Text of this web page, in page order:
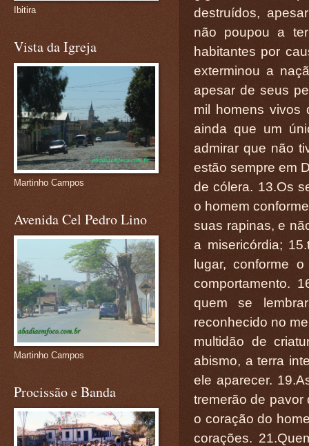
destruídos,
não poupou a
habitantes por
exterminou a
apesar de seus
mil homens vivos
ainda que um
admirar que não
estão sempre em
de cólera. 13.Os
o homem
suas rapinas, e
a misericórdia;
lugar, conforme
comportamento.
quem se
reconhecido no
multidão de
abismo, a terra
ele aparecer.
tremerão de pavor
o coração do
corações.
Ibitira
Vista da Igreja
Martinho Campos
Avenida Cel Pedro Lino
Martinho Campos
Procissão e Banda